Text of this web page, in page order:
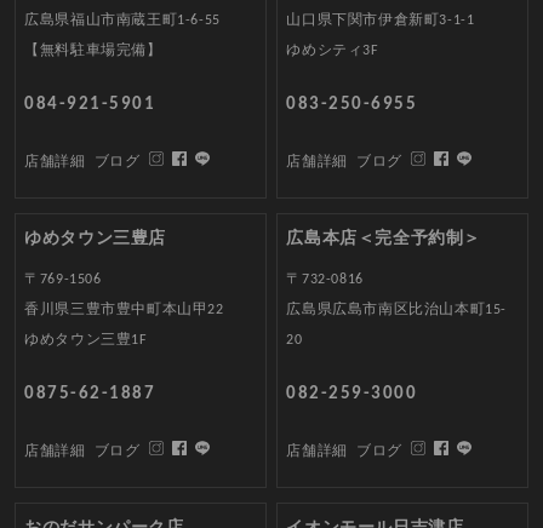
広島県福山市南蔵王町1-6-55
【無料駐車場完備】
084-921-5901
店舗詳細 ブログ
山口県下関市伊倉新町3-1-1
ゆめシティ3F
083-250-6955
店舗詳細 ブログ
ゆめタウン三豊店
〒769-1506
香川県三豊市豊中町本山甲22
ゆめタウン三豊1F
0875-62-1887
店舗詳細 ブログ
広島本店＜完全予約制＞
〒732-0816
広島県広島市南区比治山本町15-
20
082-259-3000
店舗詳細 ブログ